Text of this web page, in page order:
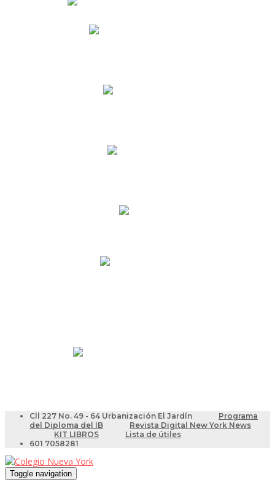
Cll 227 No. 49 - 64 Urbanización El Jardín
Programa
del Diploma del IB
Revista Digital New York News
KIT LIBROS
Lista de útiles
601 7058281
Toggle navigation